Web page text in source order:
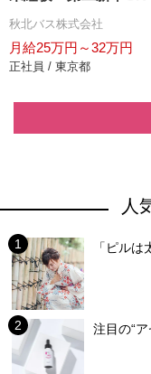
秋北バス株式会社
月給25万円～32万円
正社員 / 東京都
人
「ピル
注目の“